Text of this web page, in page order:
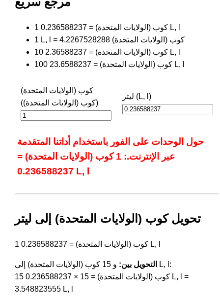
1 كوب (الولايات المتحدة) = 0.236588237 L, l
1 L, l = 4.2267528288 كوب (الولايات المتحدة)
10 كوب (الولايات المتحدة) = 2.36588237 L, l
100 كوب (الولايات المتحدة) = 23.6588237 L, l
كوب (الولايات المتحدة)
(كوب (الولايات المتحدة))
ليتر (L, l)
حول الوحدات على الفور باستخدام أداتنا المتقدمة
عبر الإنترنت.: 1 كوب (الولايات المتحدة) =
0.236588237 L, l
تحويل كوب (الولايات المتحدة) إلى ليتر
1 كوب (الولايات المتحدة) = 0.236588237 L, l
التحويل بين:
و 15 كوب (الولايات المتحدة) إلى L, l:
15 كوب (الولايات المتحدة) = 15 × 0.236588237 L, l =
3.548823555 L, l